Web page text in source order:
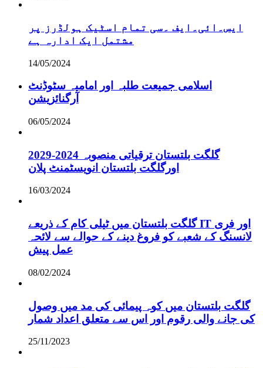
ایس۔ائی۔ایف ۔سی تمام اسٹیک ہولڈرز پر
مشتمل ایک ادارہ ہے
14/05/2024
اسلامی جمیعت طلبہ اور امامیہ سٹوڈنٹ
آرگنائزیشن
06/05/2024
گلگت بلتستان ترقیاتی منصوبہ 2024-2029
اورگلگت بلتستان انویسٹمنٹ پلان
16/03/2024
گلگت بلتستان میں ٹیلی کام کے ذریعے IT اور فری
لانسنگ کے شعبے کو فروغ دینے کے حوالے سے لائحہ
عمل پیش
08/02/2024
گلگت بلتستان میں کوہ پیمائی کی مد میں وصول
کی جانے والی رقوم اور اس سے متعلق اعداد شمار
25/11/2023